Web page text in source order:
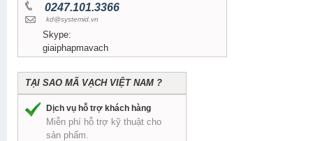
0247.101.3366
kd@systemid.vn
Skype:
giaiphapmavach
TẠI SAO MÃ VẠCH VIỆT NAM ?
Dịch vụ hỗ trợ khách hàng
Miễn phí hỗ trợ kỹ thuật cho
sản phẩm.